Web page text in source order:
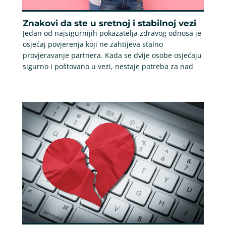
Znakovi da ste u sretnoj i stabilnoj vezi
Jedan od najsigurnijih pokazatelja zdravog odnosa je
osjećaj povjerenja koji ne zahtijeva stalno
provjeravanje partnera. Kada se dvije osobe osjećaju
sigurno i poštovano u vezi, nestaje potreba za nad